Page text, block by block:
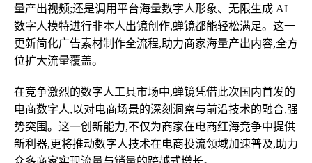
量产出视频;还是调用平台海量数字人形象、无限生成 AI
数字人模特进行非本人出镜创作,蝉镜都能轻松满足。这一
更新简化广告素材制作全流程,助力商家海量产出内容,全方
位扩大流量覆盖。
在竞争激烈的数字人工具市场中,蝉镜凭借此次国内首发的
电商数字人,以对电商场景的深刻洞察与前沿技术的融合,强
势突围。这一创新能力,不仅为商家在电商红海竞争中提供
新利器,更将推动数字人技术在电商投流领域加速普及,助力